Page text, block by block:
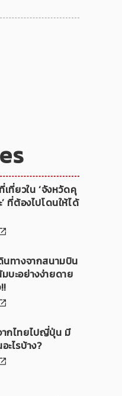
เที่ยวใน ‘จังหวัดคุ
’ ที่ต้องไปโดนให้ได้
นทางจากสนามบิน
บะอย่างง่ายดาย
กไทยไปญี่ปุ่น มี
ะไรบ้าง?